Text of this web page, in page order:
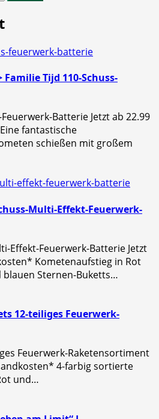
Tijd 110-Schuss-
Batterie Jetzt ab 22.99
fantastische
schießen mit großem
Multi-Effekt-Feuerwerk-
Effekt-Feuerwerk-Batterie Jetzt
Kometenaufstieg in Rot
Sternen-Buketts…
12-teiliges Feuerwerk-
Feuerwerk-Raketensortiment
4-farbig sortierte
und…